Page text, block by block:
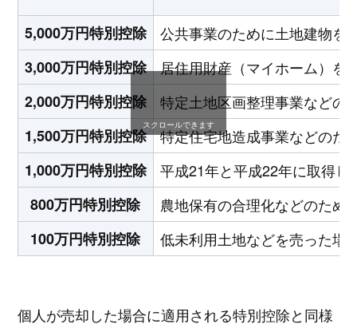
5,000万円特別控除
公共事業のために土地建物を
3,000万円特別控除
居住用財産（マイホーム）を
2,000万円特別控除
特定土地区画整理事業などの
1,500万円特別控除
特定住宅地造成事業などのた
1,000万円特別控除
平成21年と平成22年に取得
800万円特別控除
農地保有の合理化などのため
100万円特別控除
低未利用土地などを売った場
スクロールできます
個人が売却した場合に適用される特別控除と同様